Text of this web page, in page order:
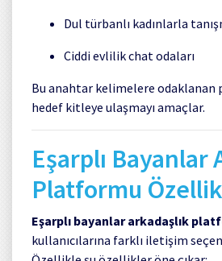
Dul türbanlı kadınlarla
Ciddi evlilik chat odaları
Bu anahtar kelimelere
hedef kitleye ulaşmayı amaçlar.
Eşarplı Bayanlar
Platformu
Eşarplı bayanlar arkadaşlık
kullanıcılarına farklı iletişim